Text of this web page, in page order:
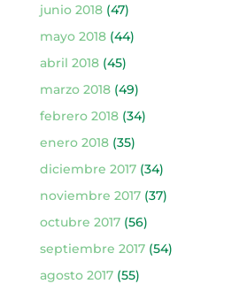
junio 2018(47)
mayo 2018(44)
abril 2018(45)
marzo 2018(49)
febrero 2018(34)
enero 2018(35)
diciembre 2017(34)
noviembre 2017(37)
octubre 2017(56)
septiembre 2017(54)
agosto 2017(55)